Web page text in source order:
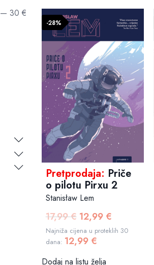
-28%
Pretprodaja: Priče
o pilotu Pirxu 2
Stanisław Lem
17,99€ Izvorna
cijena
bila
12,99 €Trenutna
cijena
Najniža cijena u proteklih 30
dana: 12,99 €
Dodaj na listu želja
— 30 €